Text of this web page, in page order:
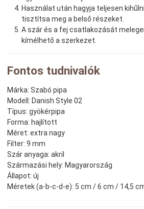
Használat után hagyja teljesen
tisztítsa meg a belső részeket.
A szár és a fej csatlakozását
kímélhető a szerkezet.
Fontos tudnivalók
Márka: Szabó pipa
Modell: Danish Style 02
Típus: gyökérpipa
Forma: hajlított
Méret: extra nagy
Filter: 9 mm
Szár anyaga: akril
Származási hely: Magyarország
Állapot: új
Méretek (a-b-c-d-e): 5 cm / 6 cm / 14,5